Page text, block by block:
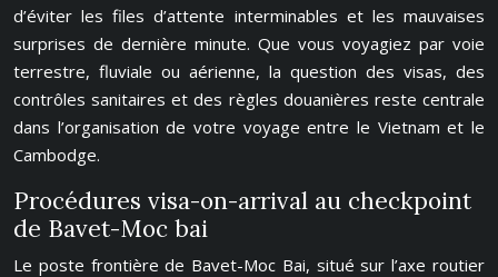
d’éviter les files d’attente interminables et les mauvaises
surprises de dernière minute. Que vous voyagiez par voie
terrestre, fluviale ou aérienne, la question des visas, des
contrôles sanitaires et des règles douanières reste centrale
dans l’organisation de votre voyage entre le Vietnam et le
Cambodge.
Procédures visa-on-arrival au checkpoint
de Bavet-Moc bai
Le poste frontière de Bavet-Moc Bai, situé sur l’axe routier